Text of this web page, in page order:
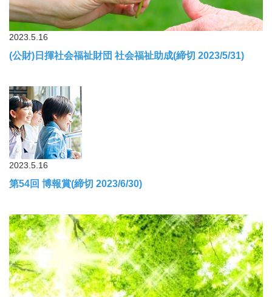
2023.5.16
(公財)日揮社会福祉財団 社会福祉助成(締切 2023/5/31)
2023.5.16
第54回 博報賞(締切 2023/6/30)